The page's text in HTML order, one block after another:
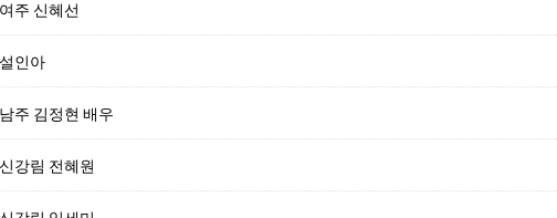
주 신혜선
인아
주 김정현 배우
강림 전혜원